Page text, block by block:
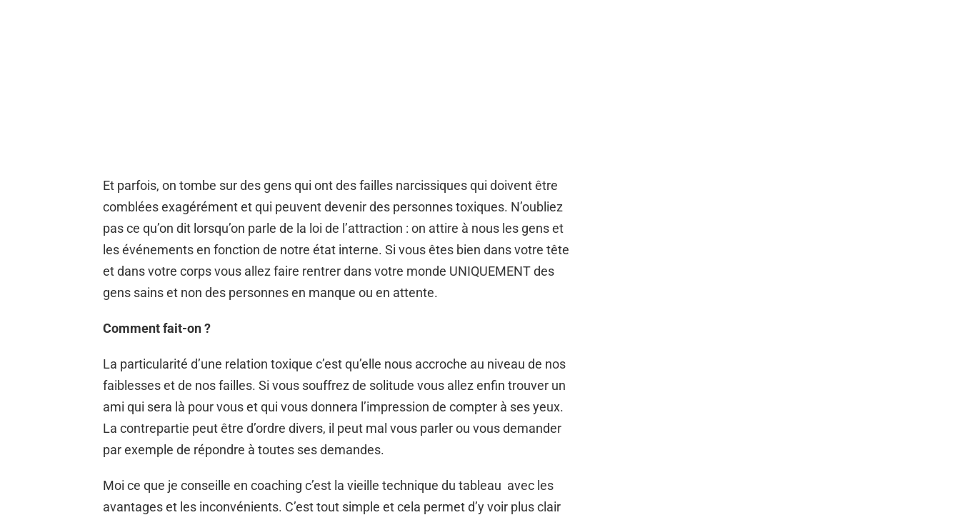
Et parfois, on tombe sur des gens qui ont des failles narcissiques qui doivent être
comblées exagérément et qui peuvent devenir des personnes toxiques. N’oubliez
pas ce qu’on dit lorsqu’on parle de la loi de l’attraction : on attire à nous les gens et
les événements en fonction de notre état interne. Si vous êtes bien dans votre tête
et dans votre corps vous allez faire rentrer dans votre monde UNIQUEMENT des
gens sains et non des personnes en manque ou en attente.
Comment fait-on ?
La particularité d’une relation toxique c’est qu’elle nous accroche au niveau de nos
faiblesses et de nos failles. Si vous souffrez de solitude vous allez enfin trouver un
ami qui sera là pour vous et qui vous donnera l’impression de compter à ses yeux.
La contrepartie peut être d’ordre divers, il peut mal vous parler ou vous demander
par exemple de répondre à toutes ses demandes.
Moi ce que je conseille en coaching c’est la vieille technique du tableau avec les
avantages et les inconvénients. C’est tout simple et cela permet d’y voir plus clair